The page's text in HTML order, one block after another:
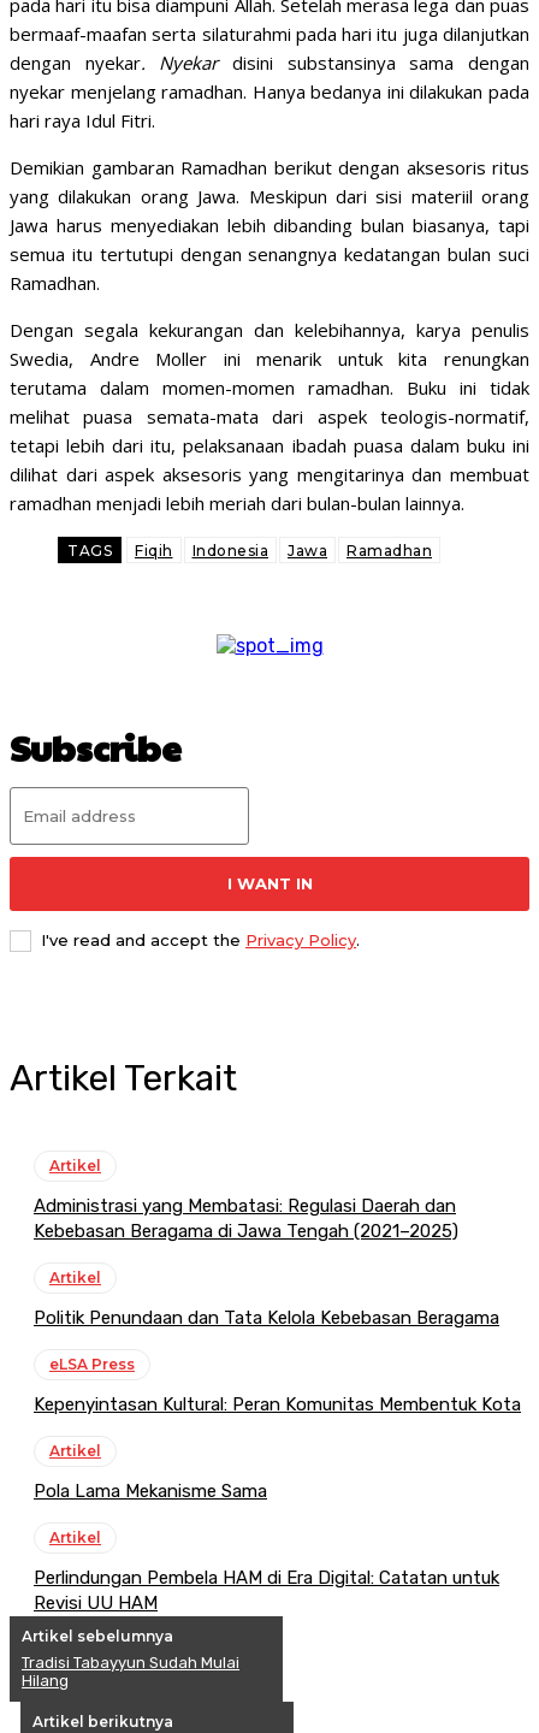
pada hari itu bisa diampuni Allah. Setelah merasa lega dan puas
bermaaf-maafan serta silaturahmi pada hari itu juga dilanjutkan
dengan nyekar. Nyekardisini substansinya sama dengan
nyekar menjelang ramadhan. Hanya bedanya ini dilakukan pada
hari raya Idul Fitri.
Demikian gambaran Ramadhan berikut dengan aksesoris ritus
yang dilakukan orang Jawa. Meskipun dari sisi materiil orang
Jawa harus menyediakan lebih dibanding bulan biasanya, tapi
semua itu tertutupi dengan senangnya kedatangan bulan suci
Ramadhan.
Dengan segala kekurangan dan kelebihannya, karya penulis
Swedia, Andre Moller ini menarik untuk kita renungkan
terutama dalam momen-momen ramadhan. Buku ini tidak
melihat puasa semata-mata dari aspek teologis-normatif,
tetapi lebih dari itu, pelaksanaan ibadah puasa dalam buku ini
dilihat dari aspek aksesoris yang mengitarinya dan membuat
ramadhan menjadi lebih meriah dari bulan-bulan lainnya.
TAGS Fiqih Indonesia Jawa Ramadhan
Subscribe
I WANT IN
I've read and accept the Privacy Policy.
Artikel Terkait
Artikel
Administrasi yang Membatasi: Regulasi Daerah dan
Kebebasan Beragama di Jawa Tengah (2021–2025)
Artikel
Politik Penundaan dan Tata Kelola Kebebasan Beragama
eLSA Press
Kepenyintasan Kultural: Peran Komunitas Membentuk Kota
Artikel
Pola Lama Mekanisme Sama
Artikel
Perlindungan Pembela HAM di Era Digital: Catatan untuk
Revisi UU HAM
Artikel sebelumnya
Tradisi Tabayyun Sudah Mulai
Hilang
Artikel berikutnya